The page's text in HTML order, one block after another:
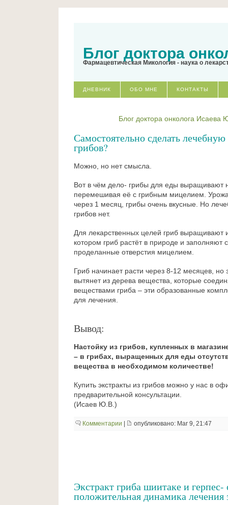
Блог доктора
Фармацевтическая Микология - наука о
ДНЕВНИК ОБО МНЕ КОНТАКТЫ
Блог доктора онколога Исаева
Самостоятельно сделать
грибов?
Можно, но нет смысла.
Вот в чём дело- грибы для еды выращивают
перемешивая её с грибным мицелием.
через 1 месяц, грибы очень вкусные. Но
грибов нет.
Для лекарственных целей гриб выращивают
котором гриб растёт в природе и заполняют
проделанные отверстия мицелием.
Гриб начинает расти через 8-12 месяцев, но
вытянет из дерева вещества, которые
веществами гриба – эти образованные
для лечения.
Вывод:
Настойку из грибов, купленных в
– в грибах, выращенных для еды
вещества в необходимом количестве!
Купить экстракты из грибов можно у нас в
предварительной консультации.
(Исаев Ю.В.)
Комментарии опубликовано: Mar 9, 21:47
Экстракт гриба шиитаке и
положительная динамика лечения